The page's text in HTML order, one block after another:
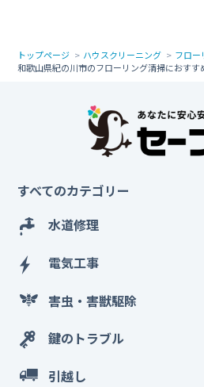
トップページ ハウスクリーニング
フロー
和歌山県紀の川市のフローリング清掃におす
すべてのカテゴリー
水道修理
電気工事
害虫・害獣駆除
鍵のトラブル
引越し